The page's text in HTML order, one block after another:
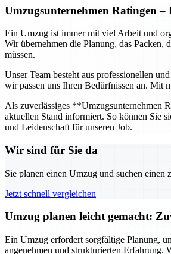
Umzugsunternehmen Ratingen –
Ein Umzug ist immer mit viel Arbeit und
Wir übernehmen die Planung, das Packen,
müssen.
Unser Team besteht aus professionellen
wir passen uns Ihren Bedürfnissen an. Mit
Als zuverlässiges **Umzugsunternehmen
aktuellen Stand informiert. So können Sie
und Leidenschaft für unseren Job.
Wir sind für Sie da
Sie planen einen Umzug und suchen einen
Jetzt schnell vergleichen
Umzug planen leicht gemacht:
Ein Umzug erfordert sorgfältige Planung,
angenehmen und strukturierten Erfahrung.